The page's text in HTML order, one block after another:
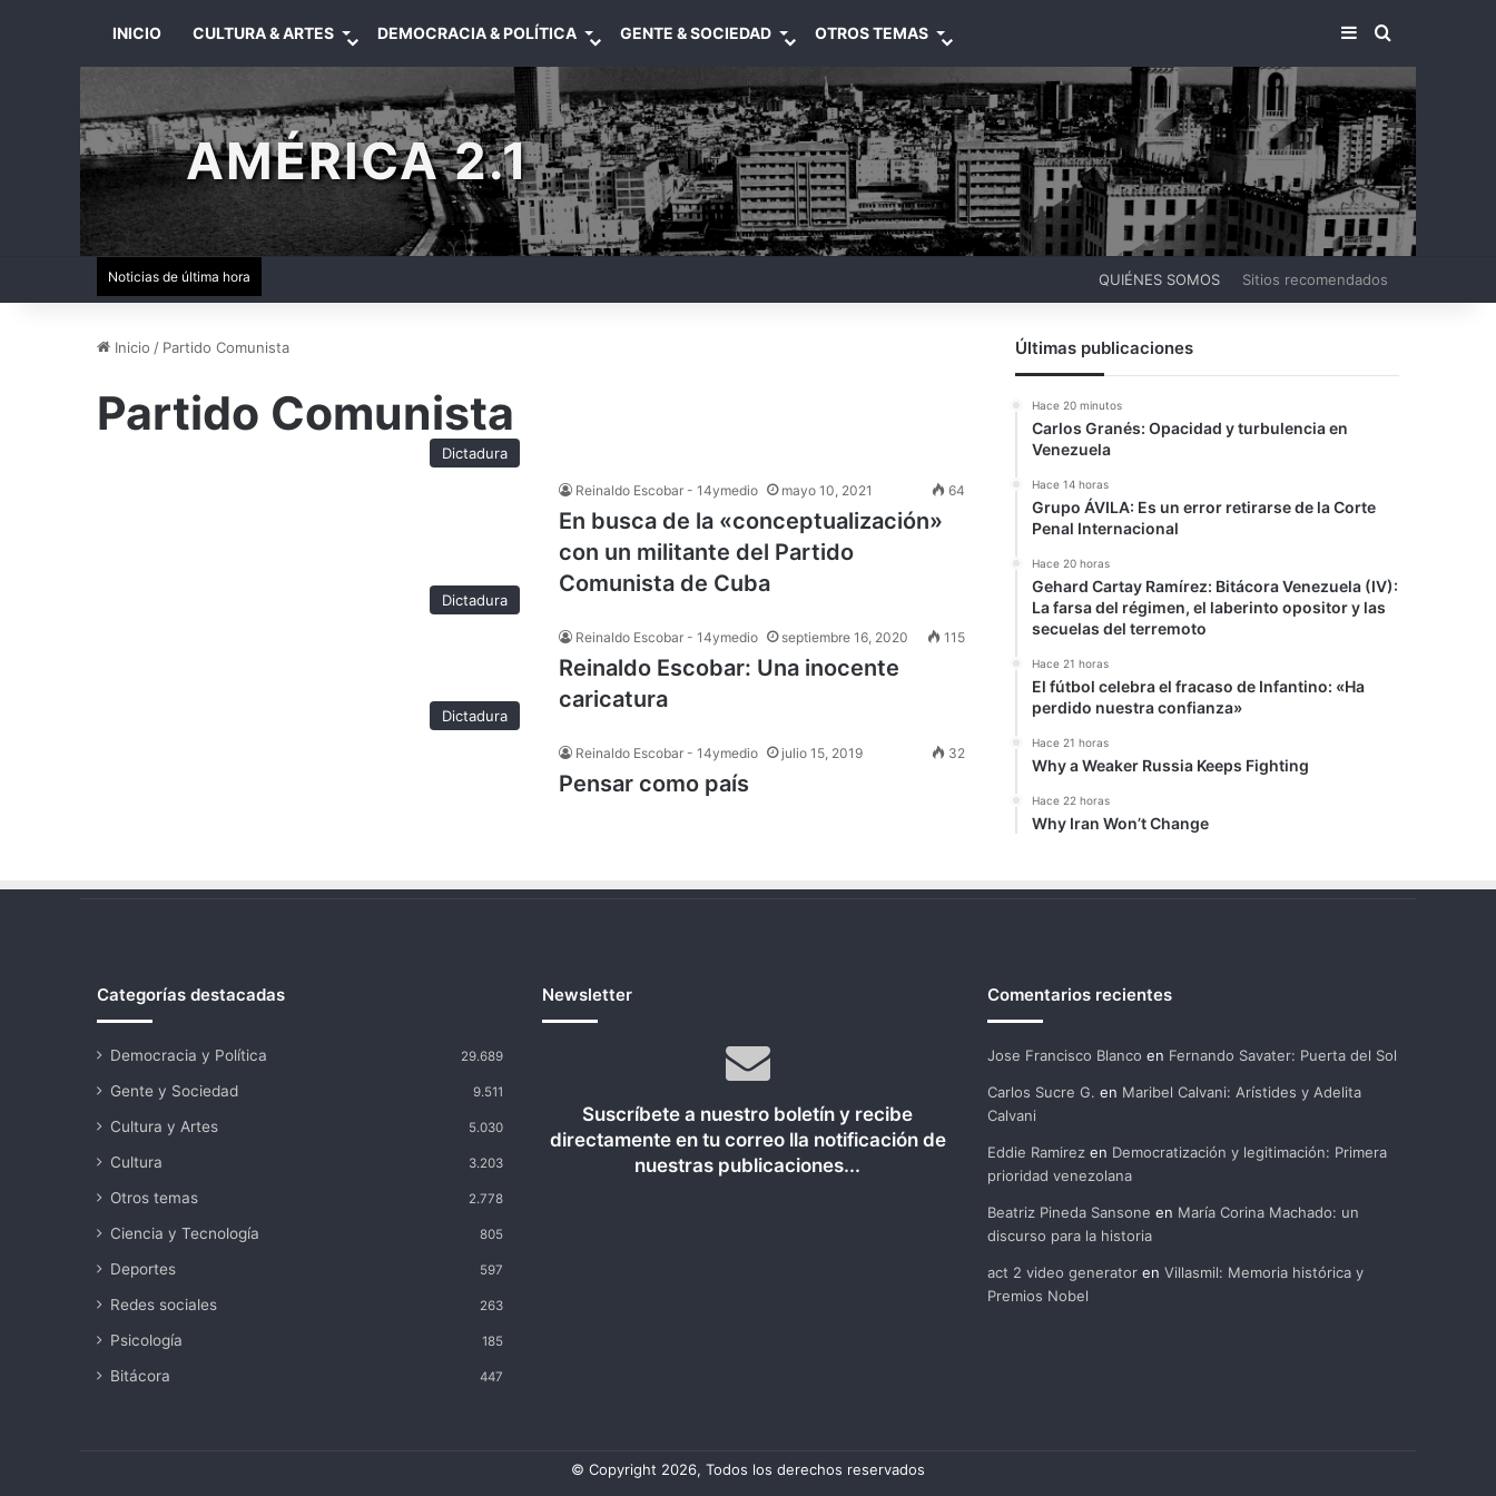
INICIO CULTURA & ARTES DEMOCRACIA & POLÍTICA GENTE & SOCIEDAD OTROS TEMAS BARRA LATERAL
BUSCAR
AMÉRICA 2.1
Noticias de última hora QUIÉNES SOMOS Sitios recomendados
Inicio / Partido Comunista
Partido Comunista
Dictadura
Reinaldo Escobar - 14ymedio mayo 10, 2021 64
En busca de la «conceptualización»
con un militante del Partido
Comunista de Cuba
Dictadura
Reinaldo Escobar - 14ymedio septiembre 16, 2020 115
Reinaldo Escobar: Una inocente
caricatura
Dictadura
Reinaldo Escobar - 14ymedio julio 15, 2019 32
Pensar como país
Últimas publicaciones
Hace 20 minutos
Carlos Granés: Opacidad y turbulencia en
Venezuela
Hace 14 horas
Grupo ÁVILA: Es un error retirarse de la Corte
Penal Internacional
Hace 20 horas
Gehard Cartay Ramírez: Bitácora Venezuela (IV):
La farsa del régimen, el laberinto opositor y las
secuelas del terremoto
Hace 21 horas
El fútbol celebra el fracaso de Infantino: «Ha
perdido nuestra confianza»
Hace 21 horas
Why a Weaker Russia Keeps Fighting
Hace 22 horas
Why Iran Won’t Change
Categorías destacadas
Democracia y Política 29.689
Gente y Sociedad 9.511
Cultura y Artes 5.030
Cultura 3.203
Otros temas 2.778
Ciencia y Tecnología 805
Deportes 597
Redes sociales 263
Psicología 185
Bitácora 447
Newsletter
Suscríbete a nuestro boletín y recibe
directamente en tu correo lla notificación de
nuestras publicaciones...
Comentarios recientes
Jose Francisco Blanco en Fernando Savater: Puerta del Sol
Carlos Sucre G. en Maribel Calvani: Arístides y Adelita
Calvani
Eddie Ramirezen Democratización y legitimación: Primera
prioridad venezolana
Beatriz Pineda Sansone en María Corina Machado: un
discurso para la historia
act 2 video generatoren Villasmil: Memoria histórica y
Premios Nobel
© Copyright 2026, Todos los derechos reservados